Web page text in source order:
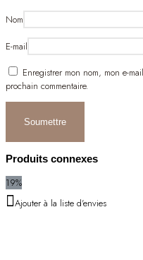
Nom
E-mail
Enregistrer mon nom, mon e-
prochain commentaire.
Produits connexes
19%
Ajouter à la liste d'envies